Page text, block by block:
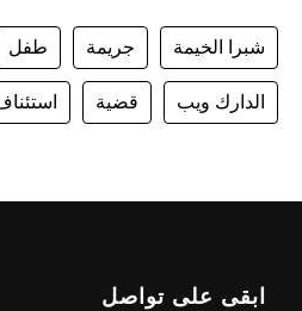
شبرا الخيمة جريمة طفل
الدارك ويب قضية
ابقى على تواصل